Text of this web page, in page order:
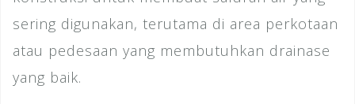
sering digunakan, terutama di area perkotaan
atau pedesaan yang membutuhkan drainase
yang baik.